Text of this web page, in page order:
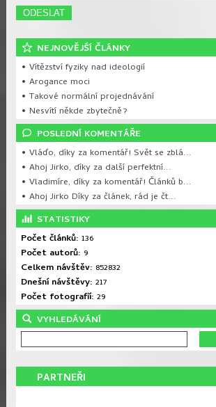
NEJNOVĚJŚÍ ČLÁNKY
• Vítězství fyziky nad ideologií
• Arogance moci
• Takové normální projednávání
• Nesvítí někde zbytečně?
POSLEDNÍ KOMENTÁŘE
• Vláďo, díky za komentář! Svět se zblá...
• Ahoj Jirko, díky za další perfektní...
• Vladimíre, díky za komentář! Článků b...
• Ahoj Jirko Díky za článek, rád je čt...
STATISTIKY
Počet článků: 136
Počet autorů: 9
Celkem návštěv: 852832
Dnešní návštěvy: 217
Počet fotografií: 29
VYHLEDÁVÁNÍ
PARTNEŘI